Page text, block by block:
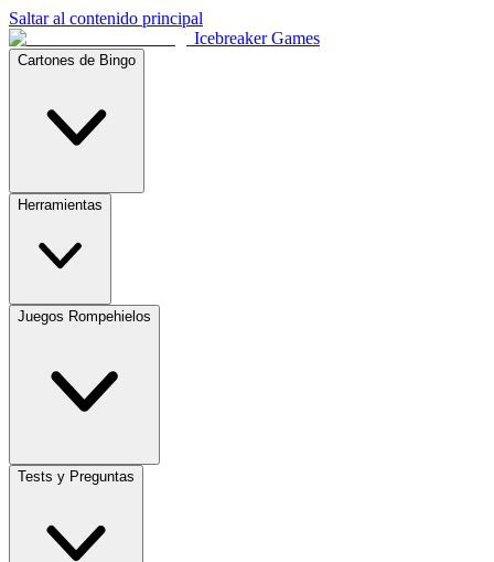
Saltar al contenido principal
Icebreaker Games
Cartones de Bingo
Herramientas
Juegos Rompehielos
Tests y Preguntas